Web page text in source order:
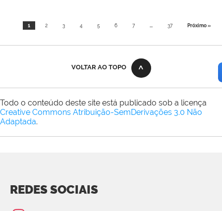
1 2 3 4 5 6 7 ... 37 Próximo »
VOLTAR AO TOPO
Todo o conteúdo deste site está publicado sob a licença
Creative Commons Atribuição-SemDerivações 3.0 Não
Adaptada.
REDES SOCIAIS